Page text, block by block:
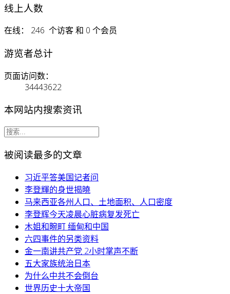
线上人数
在线： 246 个访客 和 0 个会员
游览者总计
页面访问数：
34443622
本网站内搜索资讯
被阅读最多的文章
习近平答美国记者问
李登輝的身世揭曉
马来西亚各州人口、土地面积、人口密度
李登辉今天凌晨心脏病复发死亡
木姐和畹町 缅甸和中国
六四事件的另类资料
金一南讲共产党 2小时掌声不断
五大家族统治日本
为什么中共不会倒台
世界历史十大帝国